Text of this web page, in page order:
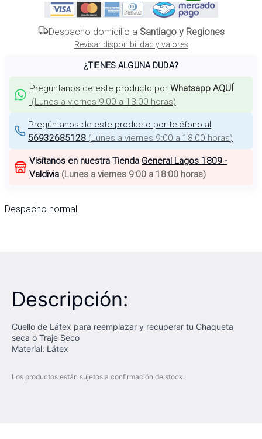
Despacho domicilio a Santiago y Regiones
Revisar disponibilidad y valores
¿TIENES ALGUNA DUDA?
Pregúntanos de este producto por Whatsapp AQUÍ
(Lunes a viernes 9:00 a 18:00 horas)
Pregúntanos de este producto por teléfono al
56932685128 (Lunes a viernes 9:00 a 18:00 horas)
Visítanos en nuestra Tienda General Lagos 1809 -
Valdivia (Lunes a viernes 9:00 a 18:00 horas)
Despacho normal
Descripción:
Cuello de Látex para reemplazar y recuperar tu Chaqueta
seca o Traje Seco
Material: Látex
Los productos están sujetos a confirmación de stock.